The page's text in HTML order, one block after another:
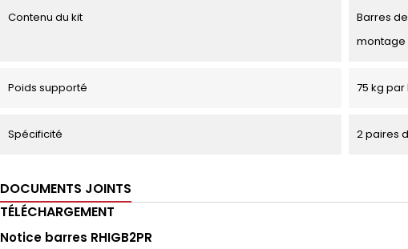
Contenu du kit
Barres
montage
Poids supporté 75 kg
Spécificité 2 paires
DOCUMENTS JOINTS
TÉLÉCHARGEMENT
Notice barres RHIGB2PR